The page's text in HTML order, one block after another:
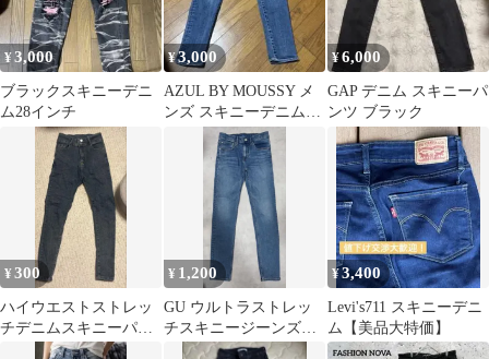
¥3,000
ブラックスキニーデニ
ム28インチ
¥3,000
AZUL BY MOUSSY メ
ンズ スキニーデニムパ
¥6,000
GAP デニム スキニーパ
ンツ ブラック
¥300
ハイウエストストレッ
チデニムスキニーパン
¥ 1,200
GU ウルトラストレッ
チスキニージーンズ
デニムパンツ ライト
¥3,400
Levi's711 スキニーデニ
ム【美品大特価】